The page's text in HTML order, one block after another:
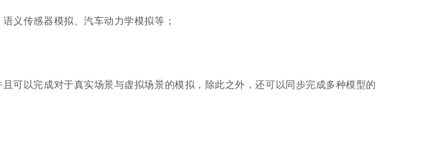
义传感器模拟、汽车动力学模拟等；
可以完成对于真实场景与虚拟场景的模拟，除此之外，还可以同步完成多种模型的